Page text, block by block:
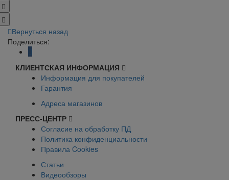
Вернуться назад
Поделиться:
КЛИЕНТСКАЯ ИНФОРМАЦИЯ
Информация для покупателей
Гарантия
Адреса магазинов
ПРЕСС-ЦЕНТР
Согласие на обработку ПД
Политика конфиденциальности
Правила Cookies
Статьи
Видеообзоры